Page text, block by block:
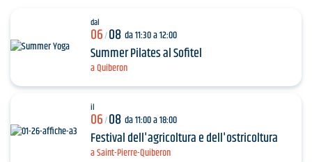
dal
06/08 da 11:30 a 12:00
Summer Pilates al Sofitel
a Quiberon
il
06/08 da 11:00 a 18:00
Festival dell'agricoltura e dell'ostricoltura
a Saint-Pierre-Quiberon